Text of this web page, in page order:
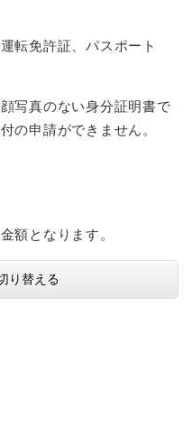
転免許証、パスポート
写真のない身分証明書で
の申請ができません。
額となります。
り替える